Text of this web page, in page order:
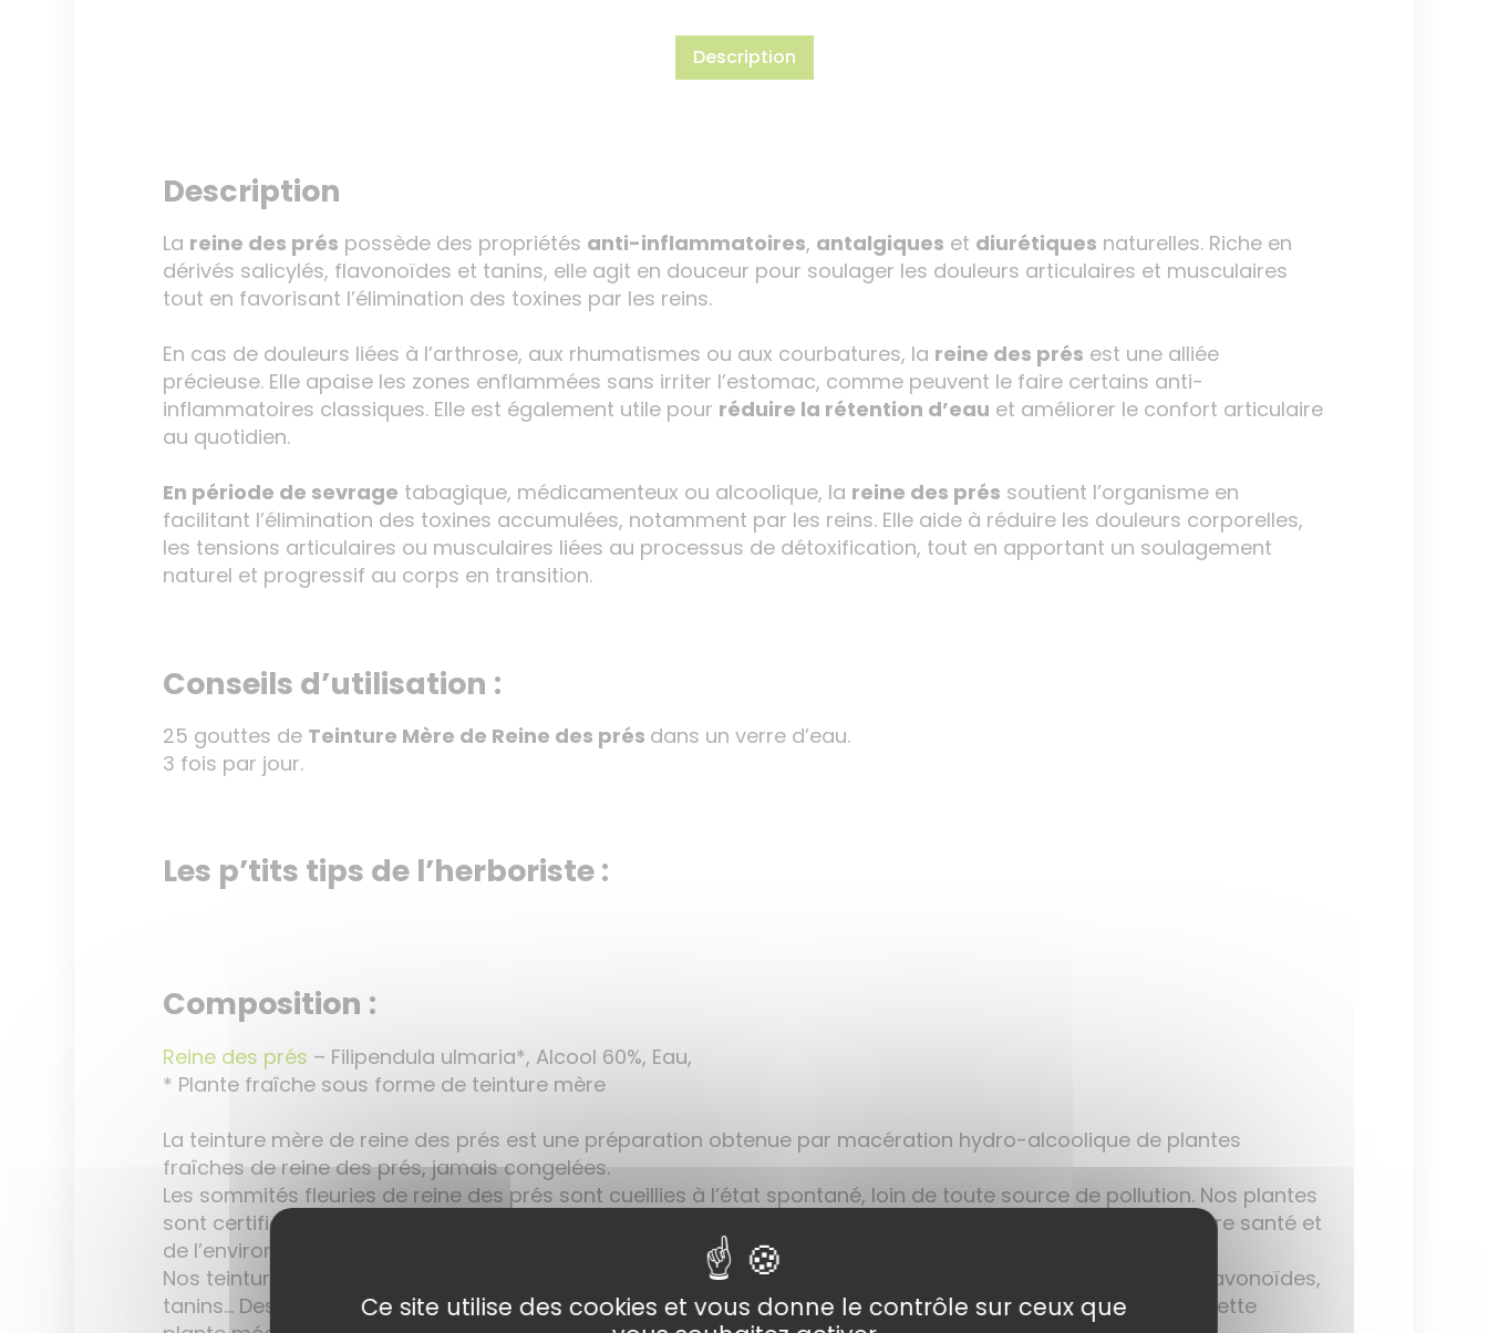
Description
Description
La reine des prés possède des propriétés anti-inflammatoires, antalgiques et diurétiques naturelles. Riche en
dérivés salicylés, flavonoïdes et tanins, elle agit en douceur pour soulager les douleurs articulaires et musculaires
tout en favorisant l’élimination des toxines par les reins.
En cas de douleurs liées à l’arthrose, aux rhumatismes ou aux courbatures, la reine des prés est une alliée
précieuse. Elle apaise les zones enflammées sans irriter l’estomac, comme peuvent le faire certains anti-
inflammatoires classiques. Elle est également utile pour réduire la rétention d’eau et améliorer le confort articulaire
au quotidien.
En période de sevrage tabagique, médicamenteux ou alcoolique, la reine des prés soutient l’organisme en
facilitant l’élimination des toxines accumulées, notamment par les reins. Elle aide à réduire les douleurs corporelles,
les tensions articulaires ou musculaires liées au processus de détoxification, tout en apportant un soulagement
naturel et progressif au corps en transition.
Conseils d’utilisation :
25 gouttes de Teinture Mère de Reine des prés dans un verre d’eau.
3 fois par jour.
Les p’tits tips de l’herboriste :
Composition :
Reine des prés – Filipendula ulmaria*, Alcool 60%, Eau,
* Plante fraîche sous forme de teinture mère
La teinture mère de reine des prés est une préparation obtenue par macération hydro-alcoolique de plantes
fraîches de reine des prés, jamais congelées.
Les sommités fleuries de reine des prés sont cueillies à l’état spontané, loin de toute source de pollution. Nos plantes
sont certifiées Agriculture Biologique par Ecocert, assurant une qualité irréprochable, respectueuse de votre santé et
de l’environnement.
Nos teintures mères de reine des prés sont particulièrement riches en principes actifs : dérivés salicylés, flavonoïdes,
tanins… Des substances précieuses qui participent à l’effet anti-inflammatoire, antalgique et drainant de cette
Ce site utilise des cookies et vous donne le contrôle sur ceux que